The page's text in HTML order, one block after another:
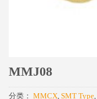
MMJ08
分类： MMCX, SMT Type,